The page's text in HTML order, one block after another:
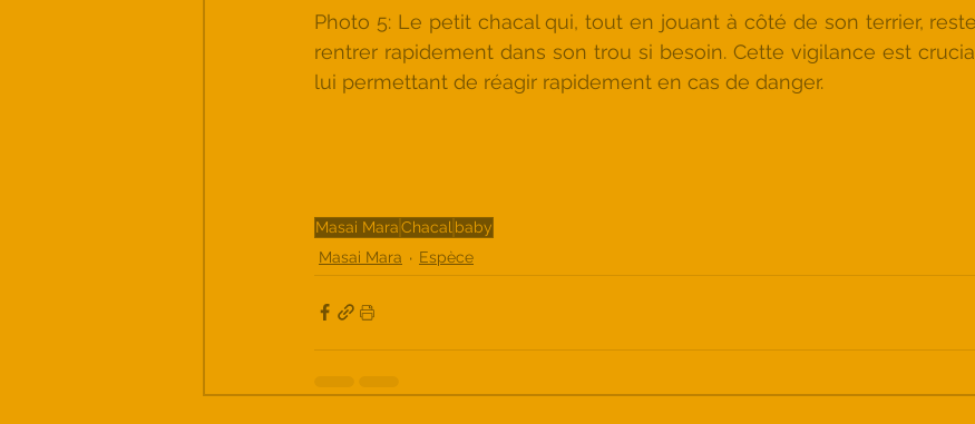
Photo 5: Le petit chacal qui, tout en jouant à côté de son terrier,
rentrer rapidement dans son trou si besoin. Cette vigilance est
lui permettant de réagir rapidement en cas de danger.
Masai MaraChacal baby
Masai Mara
Espèce